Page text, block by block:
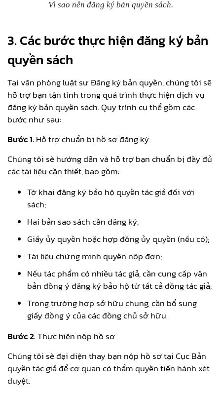
Vì sao nên đăng ký bản quyền sách.
3. Các bước thực hiện đăng ký bản
quyền sách
Tại văn phòng luật sư Đăng ký bản quyền, chúng tôi sẽ
hỗ trợ bạn tận tình trong quá trình thực hiện dịch vụ
đăng ký bản quyền sách. Quy trình cụ thể gồm các
bước như sau:
Bước 1: Hỗ trợ chuẩn bị hồ sơ đăng ký
Chúng tôi sẽ hướng dẫn và hỗ trợ bạn chuẩn bị đầy đủ
các tài liệu cần thiết, bao gồm:
Tờ khai đăng ký bảo hộ quyền tác giả đối với
sách;
Hai bản sao sách cần đăng ký;
Giấy ủy quyền hoặc hợp đồng ủy quyền (nếu có);
Tài liệu chứng minh quyền nộp đơn;
Nếu tác phẩm có nhiều tác giả, cần cung cấp văn
bản đồng ý đăng ký bảo hộ từ tất cả đồng tác giả;
Trong trường hợp sở hữu chung, cần bổ sung
giấy đồng ý của các đồng chủ sở hữu.
Bước 2: Thực hiện nộp hồ sơ
Chúng tôi sẽ đại diện thay bạn nộp hồ sơ tại Cục Bản
quyền tác giả để cơ quan có thẩm quyền tiến hành xét
duyệt.